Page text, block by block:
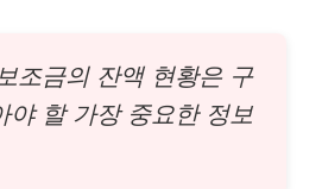
조금의 잔액 현황은 구
야 할 가장 중요한 정보